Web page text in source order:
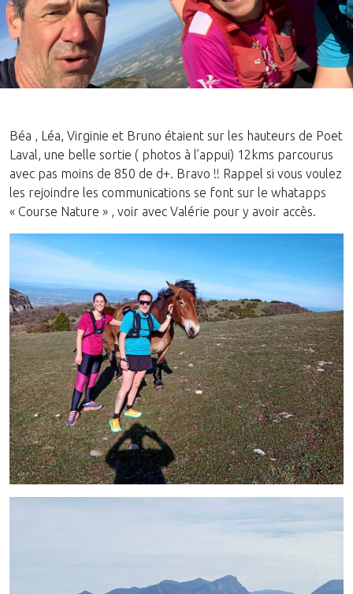
Béa , Léa, Virginie et Bruno étaient sur les hauteurs de Poet
Laval, une belle sortie ( photos à l’appui) 12kms parcourus
avec pas moins de 850 de d+. Bravo !! Rappel si vous voulez
les rejoindre les communications se font sur le whatapps
« Course Nature » , voir avec Valérie pour y avoir accès.